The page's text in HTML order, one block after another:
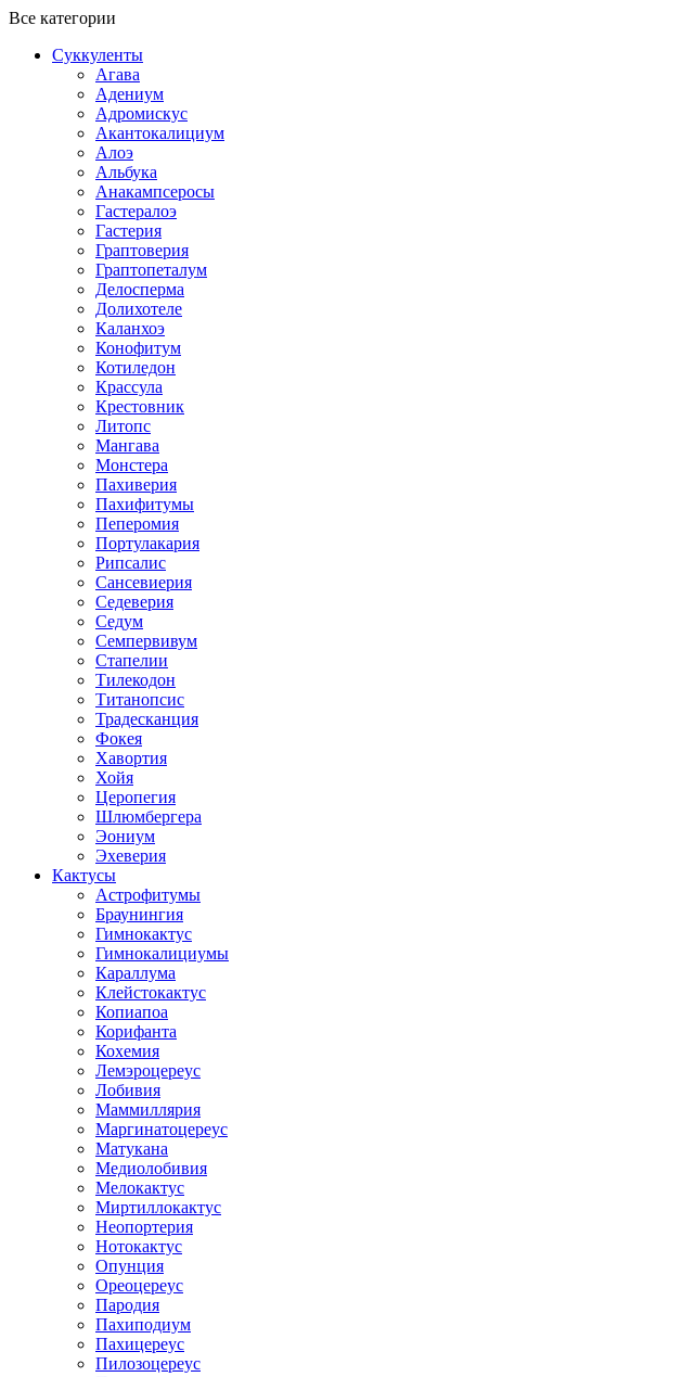
Все категории
Суккуленты
Агава
Адениум
Адромискус
Акантокалициум
Алоэ
Альбука
Анакампсеросы
Гастералоэ
Гастерия
Граптоверия
Граптопеталум
Делосперма
Долихотеле
Каланхоэ
Конофитум
Котиледон
Крассула
Крестовник
Литопс
Мангава
Монстера
Пахиверия
Пахифитумы
Пеперомия
Портулакария
Рипсалис
Сансевиерия
Седеверия
Седум
Семпервивум
Стапелии
Тилекодон
Титанопсис
Традесканция
Фокея
Хавортия
Хойя
Церопегия
Шлюмбергера
Эониум
Эхеверия
Кактусы
Астрофитумы
Браунингия
Гимнокактус
Гимнокалициумы
Караллума
Клейстокактус
Копиапоа
Корифанта
Кохемия
Лемэроцереус
Лобивия
Маммиллярия
Маргинатоцереус
Матукана
Медиолобивия
Мелокактус
Миртиллокактус
Неопортерия
Нотокактус
Опунция
Ореоцереус
Пародия
Пахиподиум
Пахицереус
Пилозоцереус